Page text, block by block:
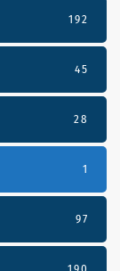
192
45
28
1
97